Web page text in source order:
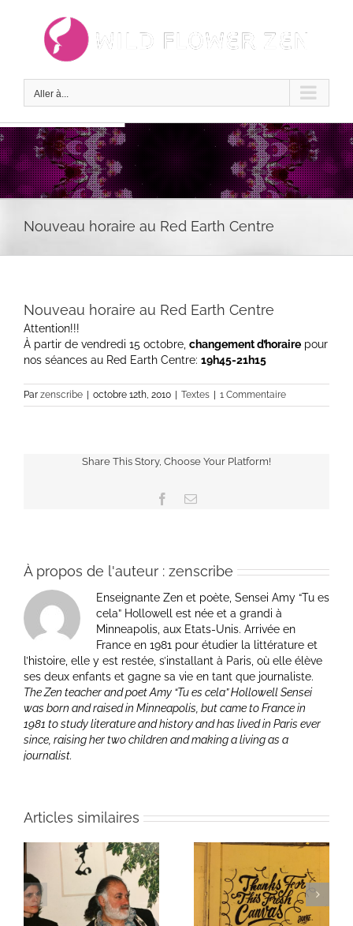
Aller à...
Nouveau horaire au Red Earth Centre
Nouveau horaire au Red Earth Centre
Attention!!!
À partir de vendredi 15 octobre, changement d’horaire pour
nos séances au Red Earth Centre: 19h45-21h15
Par zenscribe octobre 12th, 2010 Textes 1 Commentaire
Share This Story, Choose Your Platform!
Facebook
Email
À propos de l'auteur : zenscribe
Enseignante Zen et poète, Sensei Amy “Tu es
cela” Hollowell est née et a grandi à
Minneapolis, aux Etats-Unis. Arrivée en
France en 1981 pour étudier la littérature et
l’histoire, elle y est restée, s’installant à Paris, où elle élève
ses deux enfants et gagne sa vie en tant que journaliste.
The Zen teacher and poet Amy “Tu es cela” Hollowell Sensei
was born and raised in Minneapolis, but came to France in
1981 to study literature and history and has lived in Paris ever
since, raising her two children and making a living as a
journalist.
Articles similaires
Une toile fraîche
Un bouquet d’écriture
et méditation